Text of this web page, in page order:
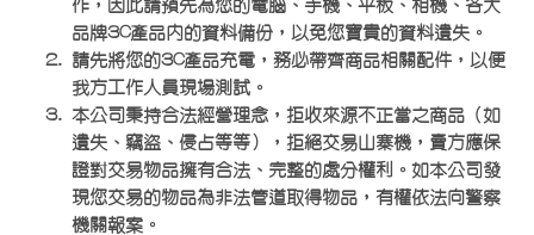
作，因此請預先為您的電腦、手機、平板、相機、各大
品牌3C產品內的資料備份，以免您寶貴的資料遺失。
請先將您的3C產品充電，務必帶齊商品相關配件，以便
我方工作人員現場測試。
本公司秉持合法經營理念，拒收來源不正當之商品（如
遺失、竊盜、侵占等等），拒絕交易山寨機，賣方應保
證對交易物品擁有合法、完整的處分權利。如本公司發
現您交易的物品為非法管道取得物品，有權依法向警察
機關報案。